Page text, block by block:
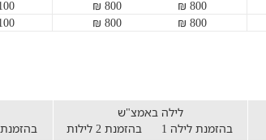
800 ₪
800 ₪
₪
800 ₪
800 ₪
₪
לילה באמצ"ש
בהזמנת לילה 1
בהזמנת 2 לילות
בהזמנת